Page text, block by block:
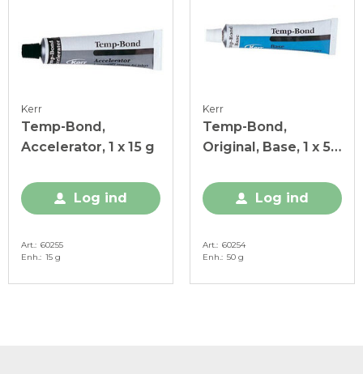
Kerr
Temp-Bond,
Accelerator, 1 x 15 g
Log ind
Art.
60255
Enh.
15 g
Kerr
Temp-Bond,
Original, Base, 1 x 50
Log ind
Art.
60254
Enh.
50 g